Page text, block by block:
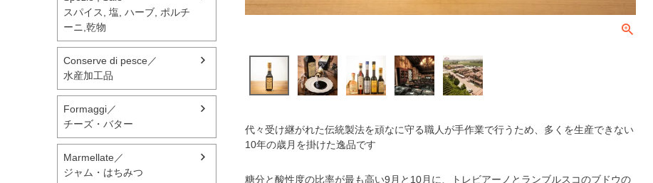
スパイス, 塩, ハーブ, ポルチ
ーニ,乾物
Conserve di pesce／
水産加工品
Formaggi／
チーズ・バター
Marmellate／
ジャム・はちみつ
代々受け継がれた伝統製法を頑なに守る職人が手作業で行うため、多くを生産できない
10年の歳月を掛けた逸品です
糖分と酸性度の比率が最も高い9月と10月に、トレビアーノとランブルスコのブドウの